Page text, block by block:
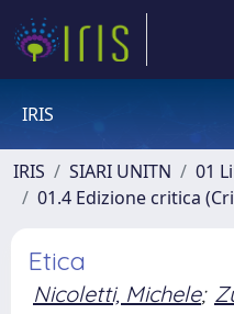
IRIS
IRIS SIARI UNITN
01
01.4 Edizione critica
Etica
Nicoletti, Michele;